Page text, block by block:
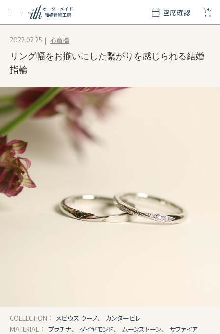
オーダーメイド
結婚指輪工房
空席確認 +
メイド
リー
問
2022.02.25 心斎橋
リング幅をお揃いにした繋がりを感じられる結婚
指輪
COLLECTION： メビウス ウーノ、 カンタービレ
MATERIAL： プラチナ、 ダイヤモンド、 ムーンストーン、 サファイア